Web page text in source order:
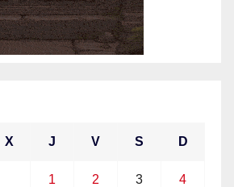
X J V S D
1 2 3 4